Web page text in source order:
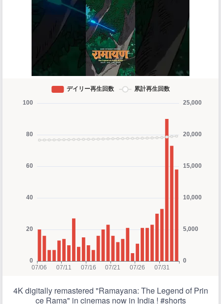
4K digitally remastered "Ramayana: The Legend of Prin
ce Rama" in cinemas now in India ! #shorts